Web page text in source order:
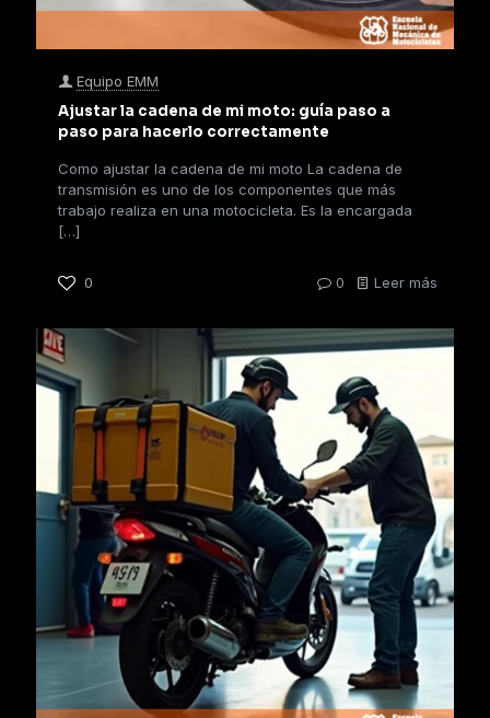
Equipo EMM
Ajustar la cadena de mi moto: guía paso a
paso para hacerlo correctamente
Como ajustar la cadena de mi moto La cadena de
transmisión es uno de los componentes que más
trabajo realiza en una motocicleta. Es la encargada
[…]
0 0 Leer más